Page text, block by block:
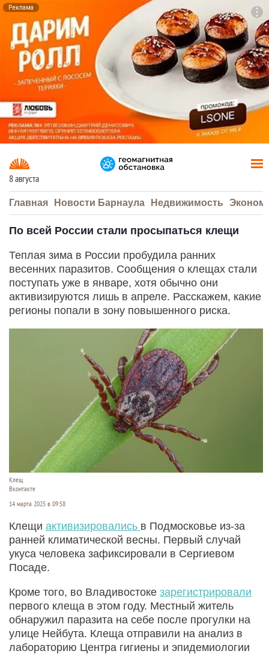
Реклама
8 августа
Главная Новости Барнаула Недвижимость
По всей России стали просыпаться клещи
Теплая зима в России пробудила ранних
весенних паразитов. Сообщения о клещах стали
поступать уже в январе, хотя обычно они
активизируются лишь в апреле. Расскажем, какие
регионы попали в зону повышенного риска.
Клещ
Вконтакте
14 марта 2025 в 09:58
Клещи активизировались в Подмосковье из-за
ранней климатической весны. Первый случай
укуса человека зафиксировали в Сергиевом
Посаде.
Кроме того, во Владивостоке зарегистрировали
первого клеща в этом году. Местный житель
обнаружил паразита на себе после прогулки на
улице Нейбута. Клеща отправили на анализ в
лабораторию Центра гигиены и эпидемиологии